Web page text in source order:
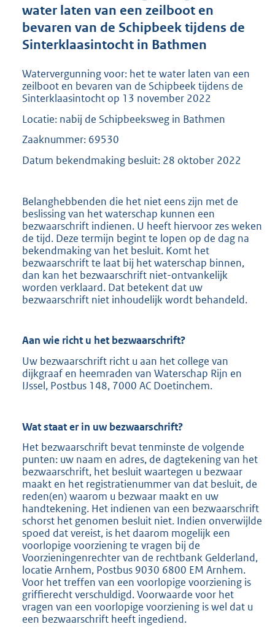
o
t
t
2
0
9
K
water laten van een zeilboot en
bevaren van de Schipbeek tijdens de
Sinterklaasintocht in Bathmen
Watervergunning voor: het te water laten van een
zeilboot en bevaren van de Schipbeek tijdens de
Sinterklaasintocht op 13 november 2022
Locatie: nabij de Schipbeeksweg in Bathmen
Zaaknummer: 69530
Datum bekendmaking besluit: 28 oktober 2022
Belanghebbenden die het niet eens zijn met de
beslissing van het waterschap kunnen een
bezwaarschrift indienen. U heeft hiervoor zes weken
de tijd. Deze termijn begint te lopen op de dag na
bekendmaking van het besluit. Komt het
bezwaarschrift te laat bij het waterschap binnen,
dan kan het bezwaarschrift niet-ontvankelijk
worden verklaard. Dat betekent dat uw
bezwaarschrift niet inhoudelijk wordt behandeld.
Aan wie richt u het bezwaarschrift?
Uw bezwaarschrift richt u aan het college van
dijkgraaf en heemraden van Waterschap Rijn en
IJssel, Postbus 148, 7000 AC Doetinchem.
Wat staat er in uw bezwaarschrift?
Het bezwaarschrift bevat tenminste de volgende
punten: uw naam en adres, de dagtekening van het
bezwaarschrift, het besluit waartegen u bezwaar
maakt en het registratienummer van dat besluit, de
reden(en) waarom u bezwaar maakt en uw
handtekening. Het indienen van een bezwaarschrift
schorst het genomen besluit niet. Indien onverwijlde
spoed dat vereist, is het daarom mogelijk een
voorlopige voorziening te vragen bij de
Voorzieningenrechter van de rechtbank Gelderland,
locatie Arnhem, Postbus 9030 6800 EM Arnhem.
Voor het treffen van een voorlopige voorziening is
griffierecht verschuldigd. Voorwaarde voor het
vragen van een voorlopige voorziening is wel dat u
een bezwaarschrift heeft ingediend.